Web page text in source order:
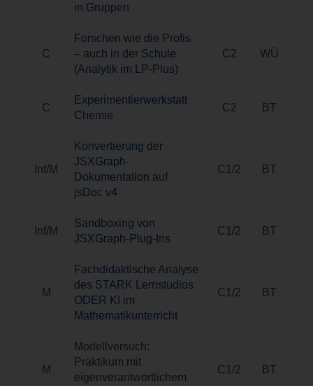
in Gruppen
C
Forschen wie die Profis
– auch in der Schule
(Analytik im LP-Plus)
C2 WÜ
C
Experimentierwerkstatt
Chemie
C2 BT
Inf/M
Konvertierung der
JSXGraph-
Dokumentation auf
jsDoc v4
C1/2 BT
Inf/M
Sandboxing von
JSXGraph-Plug-Ins
C1/2 BT
M
Fachdidaktische Analyse
des STARK Lernstudios
ODER KI im
Mathematikunterricht
C1/2 BT
M
Modellversuch:
Praktikum mit
eigenverantwortlichem
C1/2 BT